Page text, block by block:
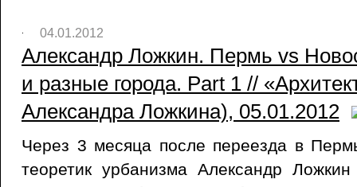
04.01.2012
Александр Ложкин. Пермь vs
и разные города. Part 1 //
Александра Ложкина), 05.01.2012
Через 3 месяца после переезда в
теоретик урбанизма Александр